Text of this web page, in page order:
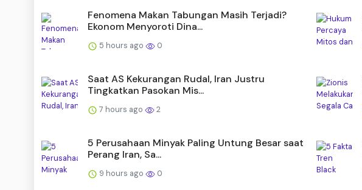
Fenomena Makan Tabungan Masih Terjadi?
Ekonom Menyoroti Dina...
5 hours ago 0
Saat AS Kekurangan Rudal, Iran Justru
Tingkatkan Pasokan Mis...
7 hours ago 2
5 Perusahaan Minyak Paling Untung Besar saat
Perang Iran, Sa...
9 hours ago 0